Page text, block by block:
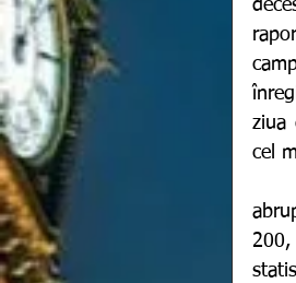
ziua
cel